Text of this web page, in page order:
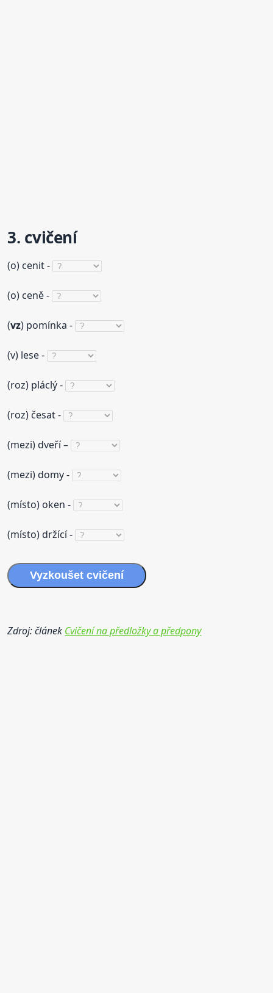
3. cvičení
(o) cenit -
(o) ceně -
(vz) pomínka -
(v) lese -
(roz) pláclý -
(roz) česat -
(mezi) dveří –
(mezi) domy -
(místo) oken -
(místo) držící -
Vyzkoušet cvičení
Zdroj: článek Cvičení na předložky a předpony